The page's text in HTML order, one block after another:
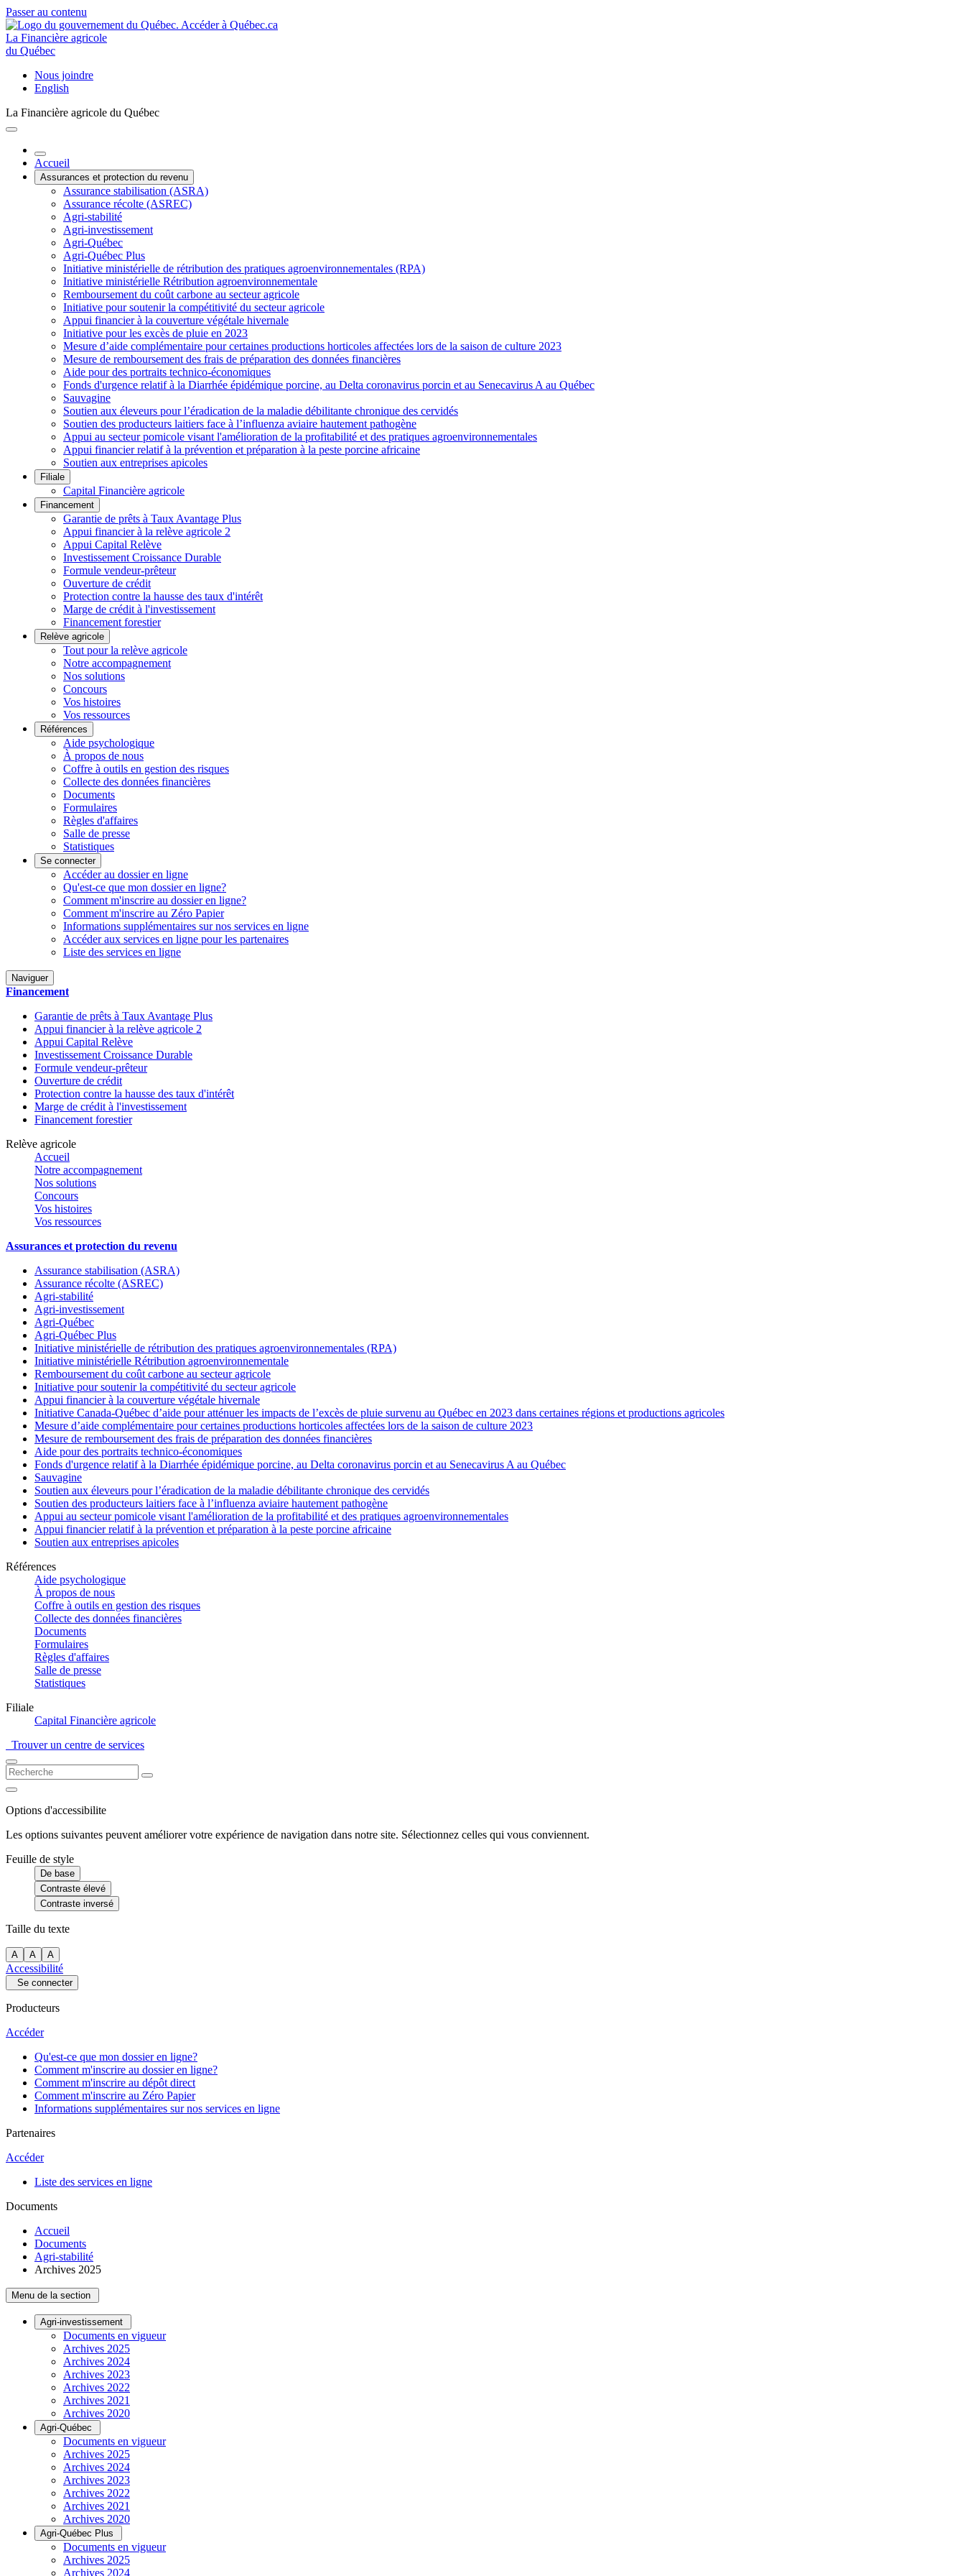
Passer au contenu
La Financière agricole
du Québec
Nous joindre
English
La Financière agricole du Québec
Accueil
Assurances et protection du revenu
Assurance stabilisation (ASRA)
Assurance récolte (ASREC)
Agri-stabilité
Agri-investissement
Agri-Québec
Agri-Québec Plus
Initiative ministérielle de rétribution des pratiques agroenvironnementales (RPA)
Initiative ministérielle Rétribution agroenvironnementale
Remboursement du coût carbone au secteur agricole
Initiative pour soutenir la compétitivité du secteur agricole
Appui financier à la couverture végétale hivernale
Initiative pour les excès de pluie en 2023
Mesure d’aide complémentaire pour certaines productions horticoles affectées lors de la saison de culture 2023
Mesure de remboursement des frais de préparation des données financières
Aide pour des portraits technico-économiques
Fonds d'urgence relatif à la Diarrhée épidémique porcine, au Delta coronavirus porcin et au Senecavirus A au Québec
Sauvagine
Soutien aux éleveurs pour l’éradication de la maladie débilitante chronique des cervidés
Soutien des producteurs laitiers face à l’influenza aviaire hautement pathogène
Appui au secteur pomicole visant l'amélioration de la profitabilité et des pratiques agroenvironnementales
Appui financier relatif à la prévention et préparation à la peste porcine africaine
Soutien aux entreprises apicoles
Filiale
Capital Financière agricole
Financement
Garantie de prêts à Taux Avantage Plus
Appui financier à la relève agricole 2
Appui Capital Relève
Investissement Croissance Durable
Formule vendeur-prêteur
Ouverture de crédit
Protection contre la hausse des taux d'intérêt
Marge de crédit à l'investissement
Financement forestier
Relève agricole
Tout pour la relève agricole
Notre accompagnement
Nos solutions
Concours
Vos histoires
Vos ressources
Références
Aide psychologique
À propos de nous
Coffre à outils en gestion des risques
Collecte des données financières
Documents
Formulaires
Règles d'affaires
Salle de presse
Statistiques
Se connecter
Accéder au dossier en ligne
Qu'est-ce que mon dossier en ligne?
Comment m'inscrire au dossier en ligne?
Comment m'inscrire au Zéro Papier
Informations supplémentaires sur nos services en ligne
Accéder aux services en ligne pour les partenaires
Liste des services en ligne
Naviguer
Financement
Garantie de prêts à Taux Avantage Plus
Appui financier à la relève agricole 2
Appui Capital Relève
Investissement Croissance Durable
Formule vendeur-prêteur
Ouverture de crédit
Protection contre la hausse des taux d'intérêt
Marge de crédit à l'investissement
Financement forestier
Relève agricole
Accueil
Notre accompagnement
Nos solutions
Concours
Vos histoires
Vos ressources
Assurances et protection du revenu
Assurance stabilisation (ASRA)
Assurance récolte (ASREC)
Agri-stabilité
Agri-investissement
Agri-Québec
Agri-Québec Plus
Initiative ministérielle de rétribution des pratiques agroenvironnementales (RPA)
Initiative ministérielle Rétribution agroenvironnementale
Remboursement du coût carbone au secteur agricole
Initiative pour soutenir la compétitivité du secteur agricole
Appui financier à la couverture végétale hivernale
Initiative Canada-Québec d’aide pour atténuer les impacts de l’excès de pluie survenu au Québec en 2023 dans certaines régions et productions agricoles
Mesure d’aide complémentaire pour certaines productions horticoles affectées lors de la saison de culture 2023
Mesure de remboursement des frais de préparation des données financières
Aide pour des portraits technico-économiques
Fonds d'urgence relatif à la Diarrhée épidémique porcine, au Delta coronavirus porcin et au Senecavirus A au Québec
Sauvagine
Soutien aux éleveurs pour l’éradication de la maladie débilitante chronique des cervidés
Soutien des producteurs laitiers face à l’influenza aviaire hautement pathogène
Appui au secteur pomicole visant l'amélioration de la profitabilité et des pratiques agroenvironnementales
Appui financier relatif à la prévention et préparation à la peste porcine africaine
Soutien aux entreprises apicoles
Références
Aide psychologique
À propos de nous
Coffre à outils en gestion des risques
Collecte des données financières
Documents
Formulaires
Règles d'affaires
Salle de presse
Statistiques
Filiale
Capital Financière agricole
Trouver un centre de services
Options d'accessibilite
Les options suivantes peuvent améliorer votre expérience de navigation dans notre site. Sélectionnez celles qui vous conviennent.
Feuille de style
De base
Contraste élevé
Contraste inversé
Taille du texte
A A A
Accessibilité
Se connecter
Producteurs
Accéder
Qu'est-ce que mon dossier en ligne?
Comment m'inscrire au dossier en ligne?
Comment m'inscrire au dépôt direct
Comment m'inscrire au Zéro Papier
Informations supplémentaires sur nos services en ligne
Partenaires
Accéder
Liste des services en ligne
Documents
Accueil
Documents
Agri-stabilité
Archives 2025
Menu de la section
Agri-investissement
Documents en vigueur
Archives 2025
Archives 2024
Archives 2023
Archives 2022
Archives 2021
Archives 2020
Agri-Québec
Documents en vigueur
Archives 2025
Archives 2024
Archives 2023
Archives 2022
Archives 2021
Archives 2020
Agri-Québec Plus
Documents en vigueur
Archives 2025
Archives 2024